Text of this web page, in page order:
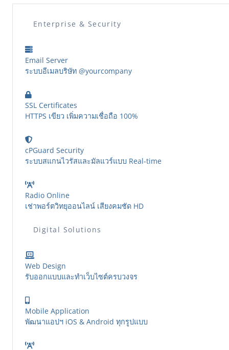
Enterprise & Security
Email Server
ระบบอีเมลบริษัท @yourcompany
SSL Certificates
HTTPS เขียว เพิ่มความเชื่อถือ 100%
cPGuard Security
ระบบสแกนไวรัสและมัลแวร์แบบ Real-time
Radio Online
เช่าพอร์ตวิทยุออนไลน์ เสียงคมชัด HD
Digital Solutions
Web Design
รับออกแบบและทำเว็บไซต์ครบวงจร
Mobile Application
พัฒนาแอปฯ iOS & Android ทุกรูปแบบ